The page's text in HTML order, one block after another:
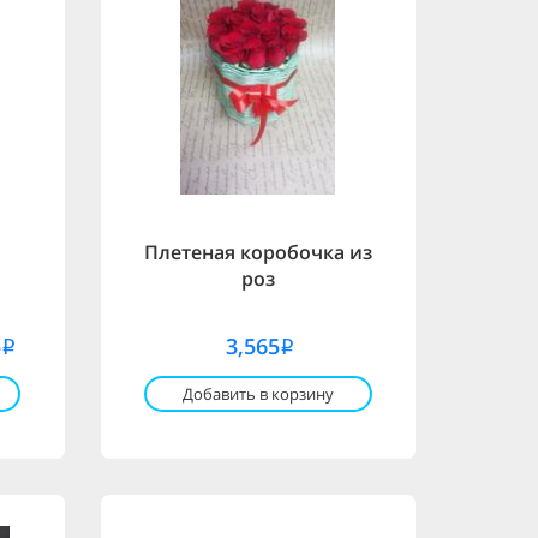
i
Плетеная коробочка из
роз
3,565i
Добавить в корзину